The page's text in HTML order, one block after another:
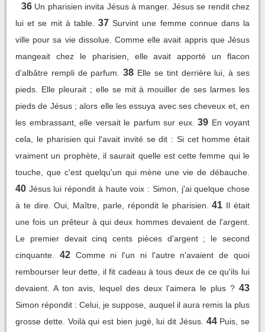
36 Un pharisien invita Jésus à manger. Jésus se rendit chez
lui et se mit à table.
37 Survint une femme connue dans la
ville pour sa vie dissolue. Comme elle avait appris que Jésus
mangeait chez le pharisien, elle avait apporté un flacon
d'albâtre rempli de parfum.
38 Elle se tint derrière lui, à ses
pieds. Elle pleurait ; elle se mit à mouiller de ses larmes les
pieds de Jésus ; alors elle les essuya avec ses cheveux et, en
les embrassant, elle versait le parfum sur eux. 39 En voyant
cela, le pharisien qui l'avait invité se dit : Si cet homme était
vraiment un prophète, il saurait quelle est cette femme qui le
touche, que c'est quelqu'un qui mène une vie de débauche.
40 Jésus lui répondit à haute voix : Simon, j'ai quelque chose
à te dire. Oui, Maître, parle, répondit le pharisien.
41 Il était
une fois un prêteur à qui deux hommes devaient de l'argent.
Le premier devait cinq cents pièces d'argent ; le second
cinquante.
42 Comme ni l'un ni l'autre n'avaient de quoi
rembourser leur dette, il fit cadeau à tous deux de ce qu'ils lui
devaient. A ton avis, lequel des deux l'aimera le plus ? 43
Simon répondit : Celui, je suppose, auquel il aura remis la plus
grosse dette. Voilà qui est bien jugé, lui dit Jésus. 44 Puis, se